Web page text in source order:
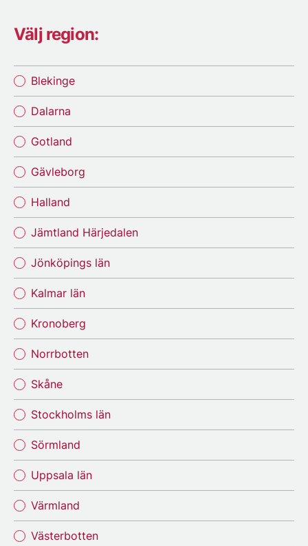
Välj region:
Blekinge
Dalarna
Gotland
Gävleborg
Halland
Jämtland Härjedalen
Jönköpings län
Kalmar län
Kronoberg
Norrbotten
Skåne
Stockholms län
Sörmland
Uppsala län
Värmland
Västerbotten